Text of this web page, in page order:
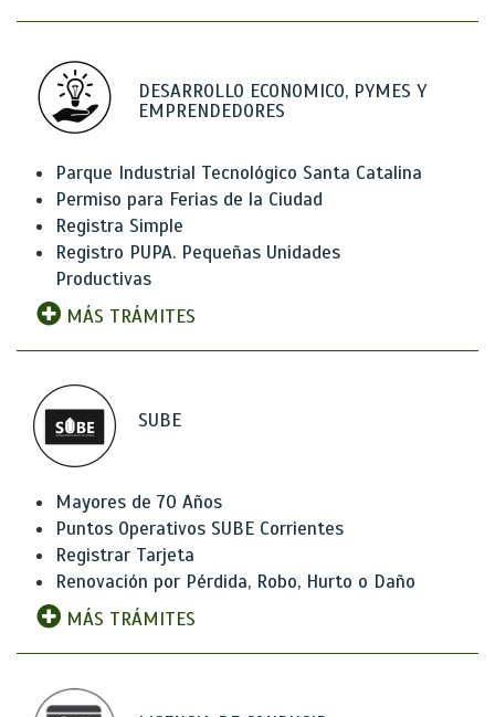
DESARROLLO ECONOMICO, PYMES Y
EMPRENDEDORES
Parque Industrial Tecnológico Santa Catalina
Permiso para Ferias de la Ciudad
Registra Simple
Registro PUPA. Pequeñas Unidades
Productivas
MÁS TRÁMITES
SUBE
Mayores de 70 Años
Puntos Operativos SUBE Corrientes
Registrar Tarjeta
Renovación por Pérdida, Robo, Hurto o Daño
MÁS TRÁMITES